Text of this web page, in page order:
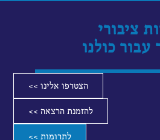
ציבורי
עבור כולנו
הצטרפו אלינו >>
להזמנת הרצאה >>
לתרומות >>